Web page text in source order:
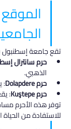
تقع جامعة إسطنبول
حرم سانترال
الذهبي.
حرم Dolapdere
:
حرم Kuştepe
:
توفر هذه الأحرم
للاستفادة من الحياة